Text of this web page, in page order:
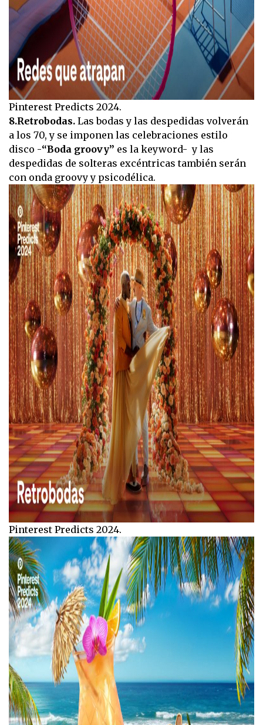
Pinterest Predicts 2024.
8.Retrobodas. Las bodas y las despedidas volverán
a los 70, y se imponen las celebraciones estilo
disco -“Boda groovy” es la keyword- y las
despedidas de solteras excéntricas también serán
con onda groovy y psicodélica.
Pinterest Predicts 2024.